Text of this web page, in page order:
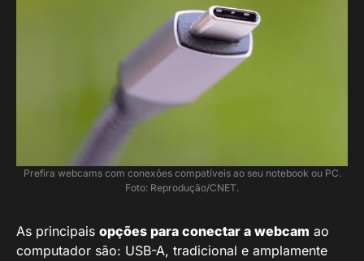
Prefira webcams com conexões compatíveis ao seu notebook ou PC.
Foto: Reprodução/CNET.
As principais opções para conectar a webcam ao
computador são: USB-A, tradicional e amplamente